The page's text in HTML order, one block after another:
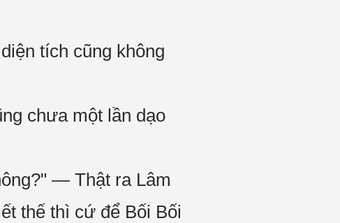
tích cũng không
chưa một lần dạo
— Thật ra Lâm
thế thì cứ để Bối Bối